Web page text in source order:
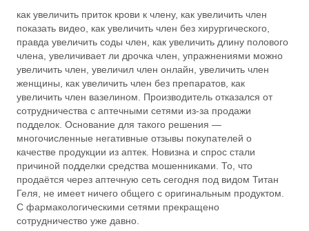
как увеличить приток крови к члену, как увеличить член
показать видео, как увеличить член без хирургического,
правда увеличить соды член, как увеличить длину полового
члена, увеличивает ли дрочка член, упражнениями можно
увеличить член, увеличил член онлайн, увеличить член
женщины, как увеличить член без препаратов, как
увеличить член вазелином. Производитель отказался от
сотрудничества с аптечными сетями из-за продажи
подделок. Основание для такого решения —
многочисленные негативные отзывы покупателей о
качестве продукции из аптек. Новизна и спрос стали
причиной подделки средства мошенниками. То, что
продаётся через аптечную сеть сегодня под видом Титан
Геля, не имеет ничего общего с оригинальным продуктом.
С фармакологическими сетями прекращено
сотрудничество уже давно.